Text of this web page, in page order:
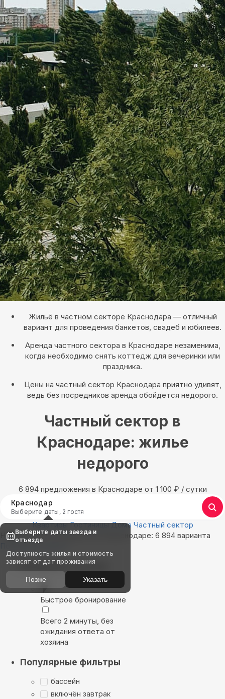
Жильё в частном секторе Краснодара — отличный
вариант для проведения банкетов, свадеб и юбилеев.
Аренда частного сектора в Краснодаре незаменима,
когда необходимо снять коттедж для вечеринки или
праздника.
Цены на частный сектор Краснодара приятно удивят,
ведь без посредников аренда обойдется недорого.
Частный сектор в
Краснодаре: жилье
недорого
6 894 предложения в Краснодаре oт 1 100 ₽ / сутки
Краснодар
Выберите даты, 2 гостя
Квартиры Гостиницы Дома Частный сектор
Найдём, где остановиться в Краснодаре: 6 894 варианта
Показать на карте
Выбирайте лучшее
Быстрое бронирование
Всего 2 минуты, без
ожидания ответа от
хозяина
Популярные фильтры
бассейн
включён завтрак
Выберите даты заезда и
отъезда
Доступность жилья и стоимость
зависят от дат проживания
Позже Указать